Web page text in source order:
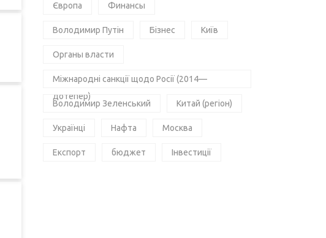
Європа Финансы
Володимир Путін Бізнес Київ
Органы власти
Міжнародні санкції щодо Росії (2014—
дотепер)
Володимир Зеленський Китай (регіон)
Українці Нафта Москва
Експорт бюджет Інвестиції